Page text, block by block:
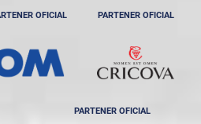
OFICIAL PARTENER OFICIAL
PARTENER OFICIAL